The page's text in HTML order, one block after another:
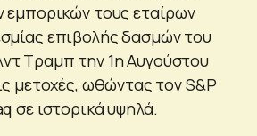
εμπορικών τους εταίρων
επιβολής δασμών του
Τραμπ την 1η Αυγούστου
μετοχές, ωθώντας τον S&P
σε ιστορικά υψηλά.